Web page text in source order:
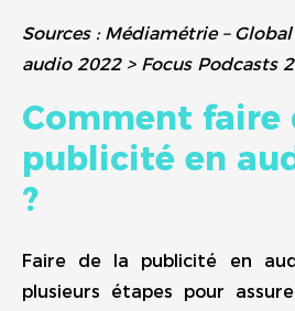
Sources : Médiamétrie –
audio 2022 > Focus Podcasts
Comment faire
publicité en
?
Faire de la publicité en
plusieurs étapes pour